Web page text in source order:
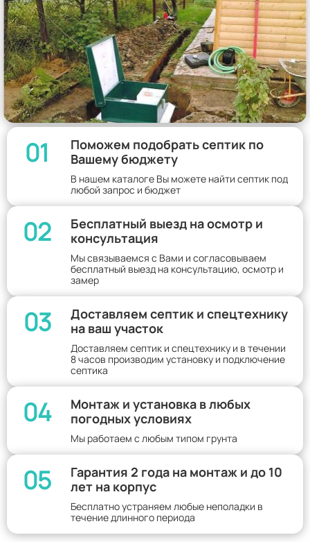
01
Поможем подобрать септик по
Вашему бюджету
В нашем каталоге Вы можете найти септик под
любой запрос и бюджет
02
Бесплатный выезд на осмотр и
консультация
Мы связываемся с Вами и согласовываем
бесплатный выезд на консультацию, осмотр и
замер
03
Доставляем септик и спецтехнику
на ваш участок
Доставляем септик и спецтехнику и в течении
8 часов производим установку и подключение
септика
04
Монтаж и установка в любых
погодных условиях
Мы работаем с любым типом грунта
05
Гарантия 2 года на монтаж и до 10
лет на корпус
Бесплатно устраняем любые неполадки в
течение длинного периода